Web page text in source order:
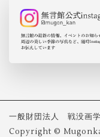
一般財団法人 戦没画
Copyright ©